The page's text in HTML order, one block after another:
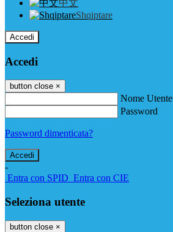
中文
Shqiptare
Accedi
Accedi
button close ×
Nome Utente
Password
Password dimenticata?
-
Entra con SPID Entra con CIE
Seleziona utente
button close ×